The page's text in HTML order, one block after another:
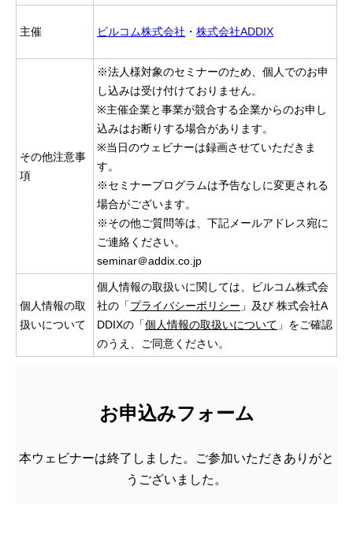
主催 ビルコム株式会社 ・ 株式会社ADDIX
その他注意事
項
※法人様対象のセミナーのため、個人でのお申
し込みは受け付けておりません。
※主催企業と事業が競合する企業からのお申し
込みはお断りする場合があります。
※当日のウェビナーは録画させていただきま
す。
※セミナープログラムは予告なしに変更される
場合がございます。
※その他ご質問等は、下記メールアドレス宛に
ご連絡ください。
seminar＠addix.co.jp
個人情報の取
扱いについて
個人情報の取扱いに関しては、ビルコム株式会
社の「プライバシーポリシー 」及び 株式会社A
DDIXの「個人情報の取扱いについて 」をご確認
のうえ、ご同意ください。
お申込みフォーム
本ウェビナーは終了しました。ご参加いただきありがと
うございました。